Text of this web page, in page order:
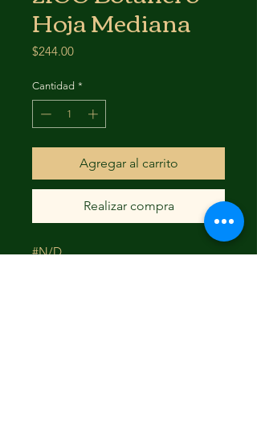
Hoja Mediana
$244.00Precio
Cantidad *
Agregar al carrito
Realizar compra
#N/D